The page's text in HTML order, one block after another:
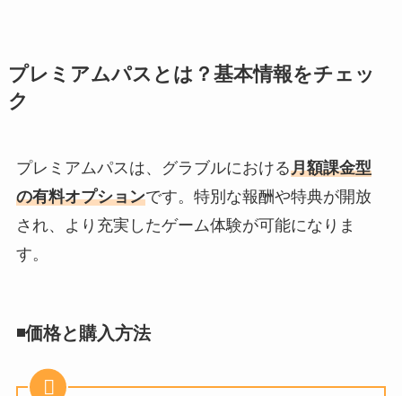
プレミアムパスとは？基本情報をチェッ
ク
プレミアムパスは、グラブルにおける月額課金型
の有料オプションです。特別な報酬や特典が開放
され、より充実したゲーム体験が可能になりま
す。
◾️価格と購入方法